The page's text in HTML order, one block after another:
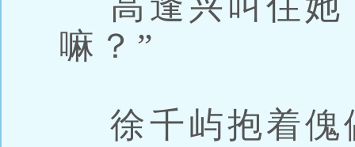
嘛？”
徐千屿抱着傀